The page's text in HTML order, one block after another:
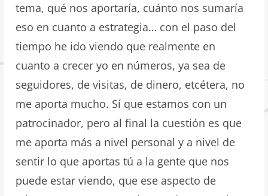
tema, qué nos aportaría, cuánto nos sumaría
eso en cuanto a estrategia… con el paso del
tiempo he ido viendo que realmente en
cuanto a crecer yo en números, ya sea de
seguidores, de visitas, de dinero, etcétera, no
me aporta mucho. Sí que estamos con un
patrocinador, pero al final la cuestión es que
me aporta más a nivel personal y a nivel de
sentir lo que aportas tú a la gente que nos
puede estar viendo, que ese aspecto de